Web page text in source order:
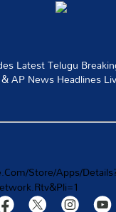
మరియు తాజా వార్తలను
Latest Telugu
AP News Headlines